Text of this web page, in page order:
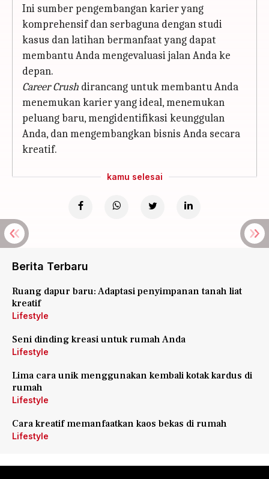
Ini sumber pengembangan karier yang
komprehensif dan serbaguna dengan studi
kasus dan latihan bermanfaat yang dapat
membantu Anda mengevaluasi jalan Anda ke
depan.
Career Crush dirancang untuk membantu Anda
menemukan karier yang ideal, menemukan
peluang baru, mengidentifikasi keunggulan
Anda, dan mengembangkan bisnis Anda secara
kreatif.
kamu selesai
Berita Terbaru
Ruang dapur baru: Adaptasi penyimpanan tanah liat
kreatif
Lifestyle
Seni dinding kreasi untuk rumah Anda
Lifestyle
Lima cara unik menggunakan kembali kotak kardus di
rumah
Lifestyle
Cara kreatif memanfaatkan kaos bekas di rumah
Lifestyle